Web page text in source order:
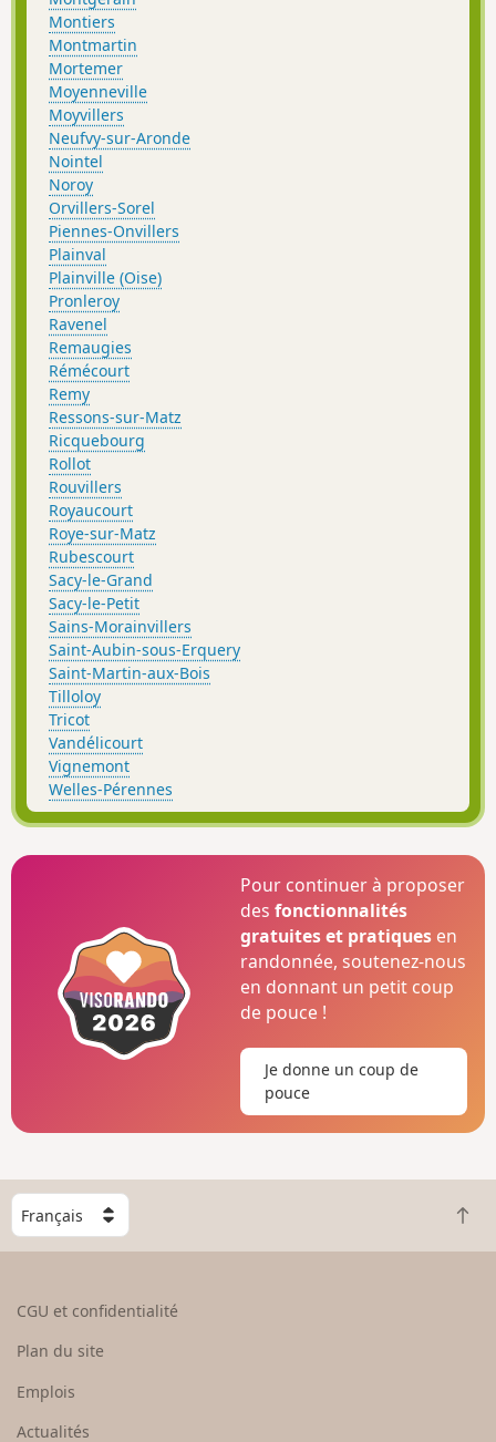
Montiers
Montmartin
Mortemer
Moyenneville
Moyvillers
Neufvy-sur-Aronde
Nointel
Noroy
Orvillers-Sorel
Piennes-Onvillers
Plainval
Plainville (Oise)
Pronleroy
Ravenel
Remaugies
Rémécourt
Remy
Ressons-sur-Matz
Ricquebourg
Rollot
Rouvillers
Royaucourt
Roye-sur-Matz
Rubescourt
Sacy-le-Grand
Sacy-le-Petit
Sains-Morainvillers
Saint-Aubin-sous-Erquery
Saint-Martin-aux-Bois
Tilloloy
Tricot
Vandélicourt
Vignemont
Welles-Pérennes
Pour continuer à proposer
desfonctionnalités
gratuites et pratiques en
randonnée, soutenez-nous
en donnant un petit coup
de pouce !
Je donne un coup de
pouce
C
h
o
e
u
R
e
CGU et confidentialité
Plan du site
Emplois
Actualités